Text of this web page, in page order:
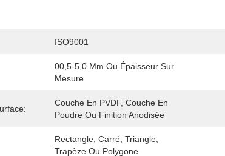
ISO9001
00,5-5,0 Mm Ou Épaisseur Sur
Mesure
Couche En PVDF, Couche En
Poudre Ou Finition Anodisée
Rectangle, Carré, Triangle,
Trapèze Ou Polygone